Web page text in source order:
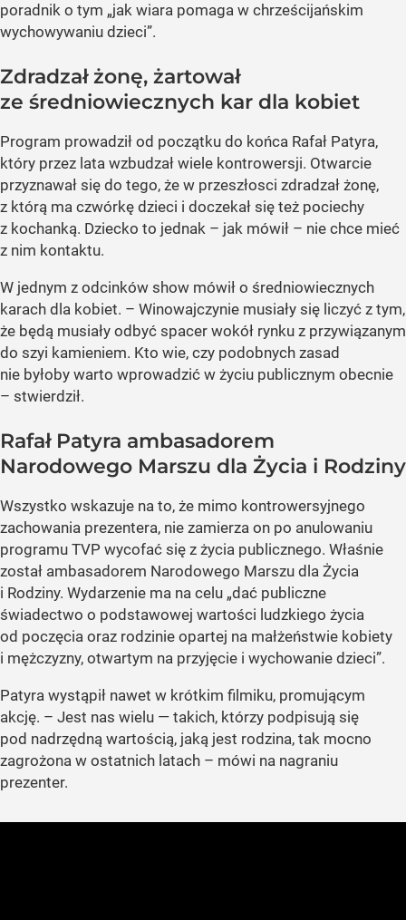
poradnik o tym „jak wiara pomaga w chrześcijańskim
wychowywaniu dzieci”.
Zdradzał żonę, żartował
ze średniowiecznych kar dla kobiet
Program prowadził od początku do końca Rafał Patyra,
który przez lata wzbudzał wiele kontrowersji. Otwarcie
przyznawał się do tego, że w przeszłosci zdradzał żonę,
z którą ma czwórkę dzieci i doczekał się też pociechy
z kochanką. Dziecko to jednak – jak mówił – nie chce mieć
z nim kontaktu.
W jednym z odcinków show mówił o średniowiecznych
karach dla kobiet. – Winowajczynie musiały się liczyć z tym,
że będą musiały odbyć spacer wokół rynku z przywiązanym
do szyi kamieniem. Kto wie, czy podobnych zasad
nie byłoby warto wprowadzić w życiu publicznym obecnie
– stwierdził.
Rafał Patyra ambasadorem
Narodowego Marszu dla Życia i Rodziny
Wszystko wskazuje na to, że mimo kontrowersyjnego
zachowania prezentera, nie zamierza on po anulowaniu
programu TVP wycofać się z życia publicznego. Właśnie
został ambasadorem Narodowego Marszu dla Życia
i Rodziny. Wydarzenie ma na celu „dać publiczne
świadectwo o podstawowej wartości ludzkiego życia
od poczęcia oraz rodzinie opartej na małżeństwie kobiety
i mężczyzny, otwartym na przyjęcie i wychowanie dzieci”.
Patyra wystąpił nawet w krótkim filmiku, promującym
akcję. – Jest nas wielu — takich, którzy podpisują się
pod nadrzędną wartością, jaką jest rodzina, tak mocno
zagrożona w ostatnich latach – mówi na nagraniu
prezenter.